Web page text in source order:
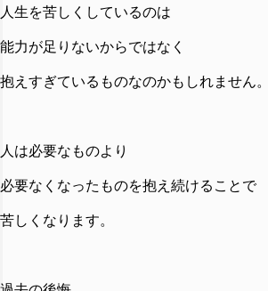
人生を苦しくしているのは
能力が足りないからではなく
抱えすぎているものなのかもしれません。
人は必要なものより
必要なくなったものを抱え続けることで
苦しくなります。